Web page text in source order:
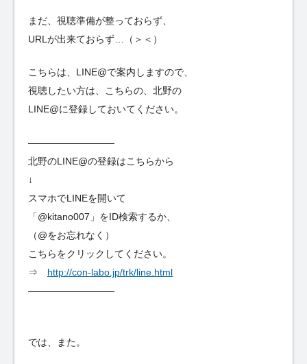
まだ、視聴準備が整っておらず、
URLが出来ておらず…（＞＜）
こちらは、LINE@で案内しますので、
視聴したい方は、こちらの、北野の
LINE@に登録しておいてください。
—————————
北野のLINE@の登録はこちらから
↓
スマホでLINEを開いて
「@kitano007」をID検索するか、
（@をお忘れなく）
こちらをクリックしてください。
⇒ http://con-labo.jp/trk/line.html
—————————
では、また。